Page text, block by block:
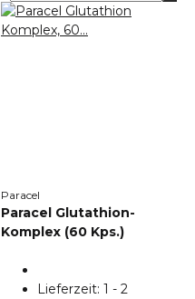
Paracel
Paracel Glutathion-
Komplex (60 Kps.)
Lieferzeit: 1 - 2